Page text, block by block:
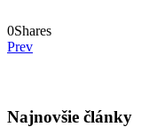
0Shares
Prev
Najnovšie články